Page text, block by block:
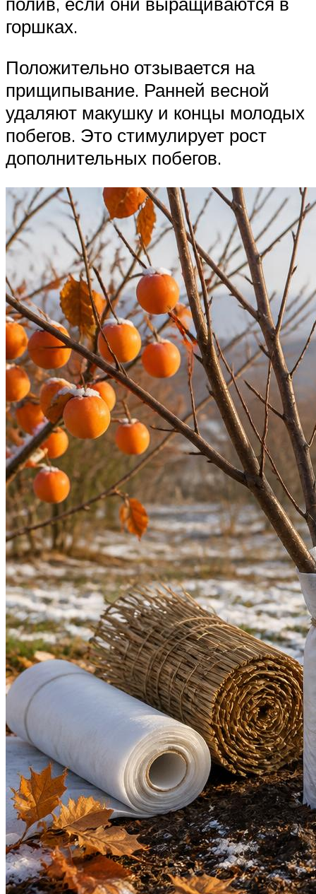
горшках.
Положительно отзывается на
прищипывание. Ранней весной
удаляют макушку и концы молодых
побегов. Это стимулирует рост
дополнительных побегов.